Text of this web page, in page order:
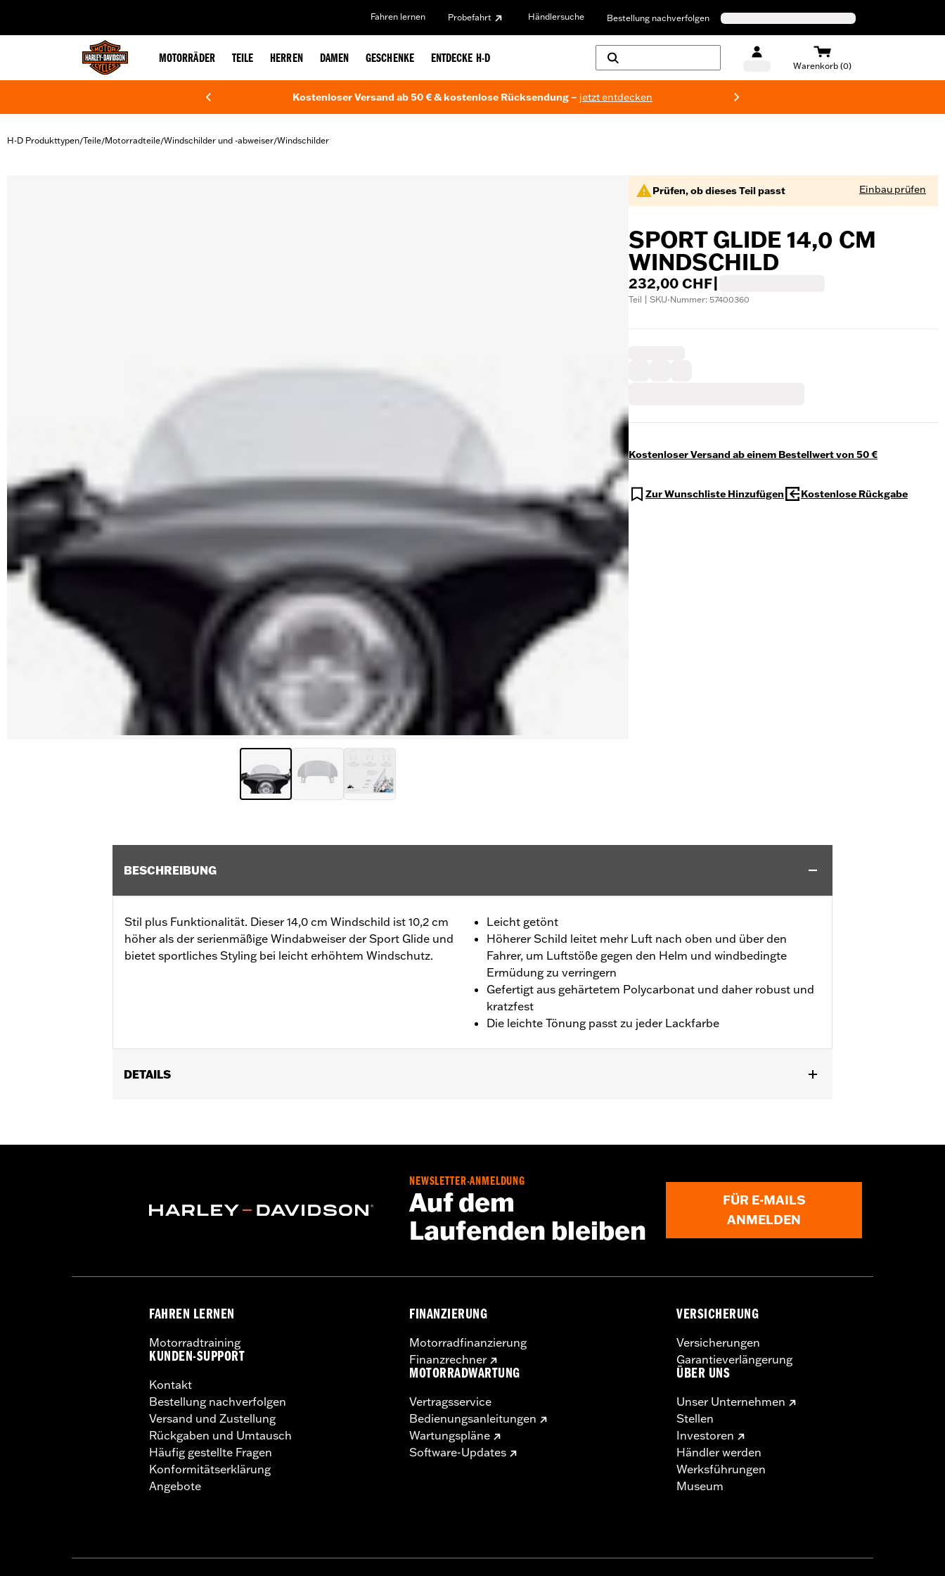
Fahren lernen Probefahrt Händlersuche Bestellung nachverfolgen
MOTORRÄDER TEILE HERREN DAMEN GESCHENKE ENTDECKE H-D
Warenkorb (0)
Kostenloser Versand ab 50 € & kostenlose Rücksendung – jetzt entdecken
H-D Produkttypen/Teile/Motorradteile/Windschilder und -abweiser/Windschilder
Prüfen, ob dieses Teil passt Einbau prüfen
SPORT GLIDE 14,0 CM
WINDSCHILD
232,00 CHF
Teil | SKU-Nummer: 57400360
Kostenloser Versand ab einem Bestellwert von 50 €
Zur Wunschliste Hinzufügen Kostenlose Rückgabe
BESCHREIBUNG
Stil plus Funktionalität. Dieser 14,0 cm Windschild ist 10,2 cm
höher als der serienmäßige Windabweiser der Sport Glide und
bietet sportliches Styling bei leicht erhöhtem Windschutz.
Leicht getönt
Höherer Schild leitet mehr Luft nach oben und über den
Fahrer, um Luftstöße gegen den Helm und windbedingte
Ermüdung zu verringern
Gefertigt aus gehärtetem Polycarbonat und daher robust und
kratzfest
Die leichte Tönung passt zu jeder Lackfarbe
DETAILS
Material:Hartbeschichtetes Polycarbonat
Maßeinheit Höhe des Windschildes über dem Scheinwerfer: Zoll
NEWSLETTER-ANMELDUNG
Auf dem
Laufenden bleiben
FÜR E-MAILS
ANMELDEN
FAHREN LERNEN
Motorradtraining
KUNDEN-SUPPORT
Kontakt
Bestellung nachverfolgen
Versand und Zustellung
Rückgaben und Umtausch
Häufig gestellte Fragen
Konformitätserklärung
Angebote
FINANZIERUNG
Motorradfinanzierung
Finanzrechner
MOTORRADWARTUNG
Vertragsservice
Bedienungsanleitungen
Wartungspläne
Software-Updates
VERSICHERUNG
Versicherungen
Garantieverlängerung
ÜBER UNS
Unser Unternehmen
Stellen
Investoren
Händler werden
Werksführungen
Museum